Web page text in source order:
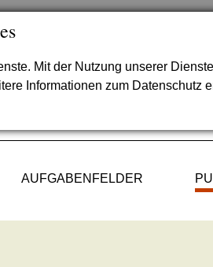
Mit der Nutzung unserer
Informationen zum Datenschutz
AUFGABENFELDER